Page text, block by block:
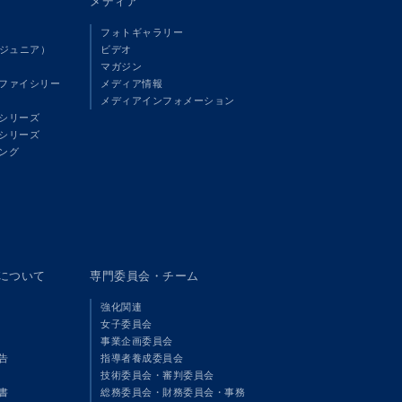
ュニア）
ァイシリー
リーズ
リーズ
グ
フォトギャラリー
ビデオ
マガジン
メディア情報
メディアインフォメーション
ついて 専門委員会・チーム
強化関連
女子委員会
事業企画委員会
指導者養成委員会
技術委員会・審判委員会
総務委員会・財務委員会・事務